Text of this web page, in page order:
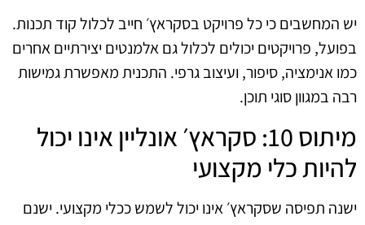
יש המחשבים כי כל פרויקט בסקראץ׳ חייב לכלול קוד תכנות.
בפועל, פרויקטים יכולים לכלול גם אלמנטים יצירתיים אחרים
כמו אנימציה, סיפור, ועיצוב גרפי. התכנית מאפשרת גמישות
רבה במגוון סוגי תוכן.
מיתוס 10: סקראץ׳ אונליין אינו יכול
להיות כלי מקצועי
ישנה תפיסה שסקראץ׳ אינו יכול לשמש ככלי מקצועי. ישנם